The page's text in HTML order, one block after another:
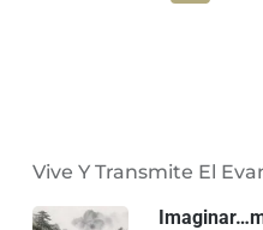
Vive Y Transmite El